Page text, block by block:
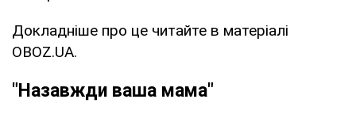
Докладніше про це читайте в матеріалі
OBOZ.UA.
"Назавжди ваша мама"